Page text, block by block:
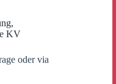
,
KV
oder via